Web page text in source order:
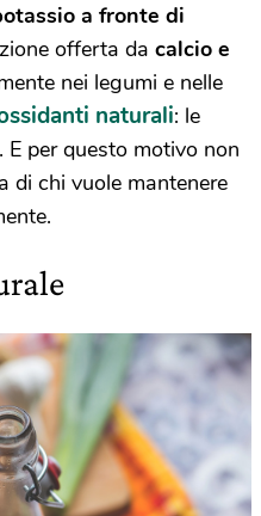
a fronte di
offerta da calcio e
nei legumi e nelle
naturali: le
E per questo motivo non
di chi vuole mantenere